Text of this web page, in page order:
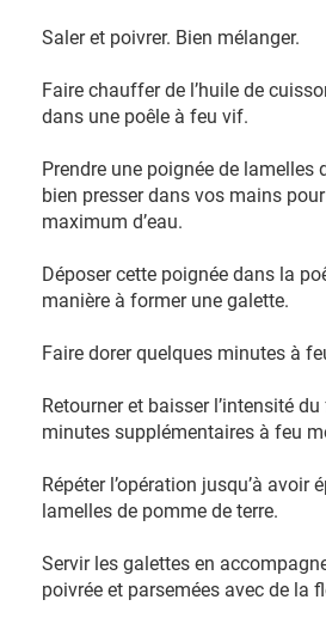
Saler et poivrer. Bien mélanger.
Faire chauffer de l’huile de
dans une poêle à feu vif.
Prendre une poignée de lamelles
bien presser dans vos mains
maximum d’eau.
Déposer cette poignée dans la
manière à former une galette.
Faire dorer quelques minutes à
Retourner et baisser l’intensité
minutes supplémentaires à feu
Répéter l’opération jusqu’à avoir
lamelles de pomme de terre.
Servir les galettes en
poivrée et parsemées avec de la